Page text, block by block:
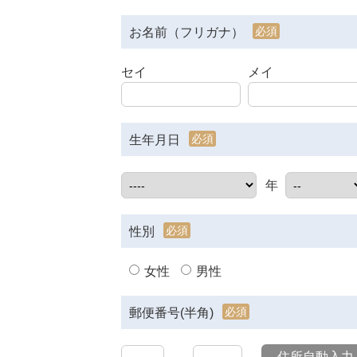
お名前（フリガナ） 必須
セイ メイ
生年月日 必須
年
性別 必須
女性 男性
郵便番号(半角) 必須